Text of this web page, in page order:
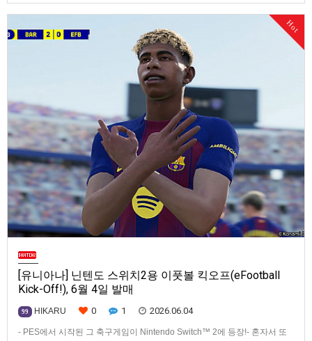
Hot
[유니아나] 닌텐도 스위치2용 이풋볼 킥오프(eFootball
Kick-Off!), 6월 4일 발매
99 HIKARU 0 1 2026.06.04
- PES에서 시작된 그 축구게임이 Nintendo Switch™ 2에 등장!- 혼자서 또